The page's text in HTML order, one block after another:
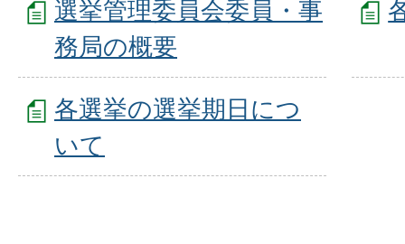
選挙管理委員会委員・事
務局の概要
各選挙の選挙期日につ
いて